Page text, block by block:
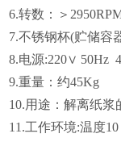
6.转数：
＞
7.不锈钢杯(贮储容
8.电源:220∨ 50Hz
9.重量：约45Kg
10.用途：解离纸浆
11.工作环境:温度